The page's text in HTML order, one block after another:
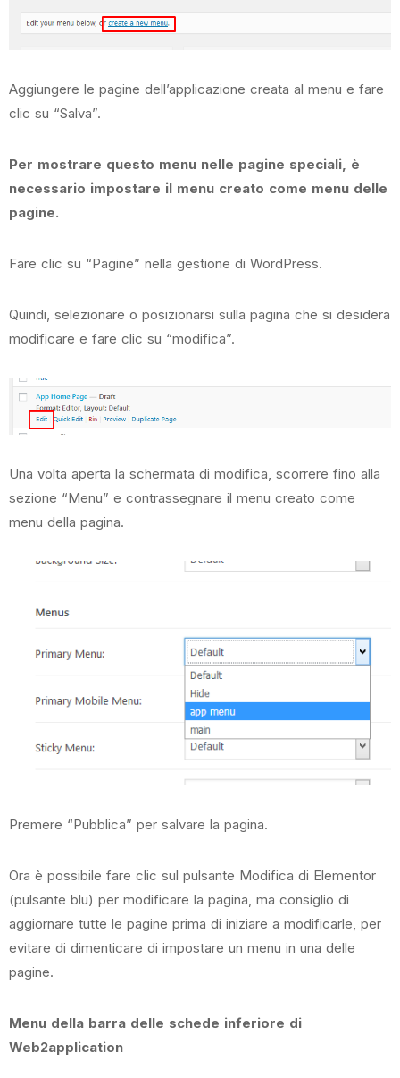
Aggiungere le pagine dell’applicazione creata al menu e fare
clic su “Salva”.
Per mostrare questo menu nelle pagine speciali, è
necessario impostare il menu creato come menu delle
pagine.
Fare clic su “Pagine” nella gestione di WordPress.
Quindi, selezionare o posizionarsi sulla pagina che si desidera
modificare e fare clic su “modifica”.
Una volta aperta la schermata di modifica, scorrere fino alla
sezione “Menu” e contrassegnare il menu creato come
menu della pagina.
Premere “Pubblica” per salvare la pagina.
Ora è possibile fare clic sul pulsante Modifica di Elementor
(pulsante blu) per modificare la pagina, ma consiglio di
aggiornare tutte le pagine prima di iniziare a modificarle, per
evitare di dimenticare di impostare un menu in una delle
pagine.
Menu della barra delle schede inferiore di
Web2application